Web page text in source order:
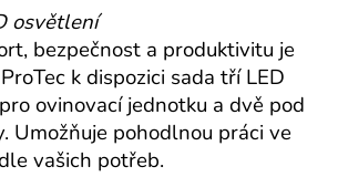
osvětlení
bezpečnost a produktivitu je
k dispozici sada tří LED
ovinovací jednotku a dvě pod
Umožňuje pohodlnou práci ve
vašich potřeb.